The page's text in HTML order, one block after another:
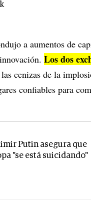
a aumentos de
Los dos
cenizas de la
confiables para
Putin asegura que
"se está suicidando"